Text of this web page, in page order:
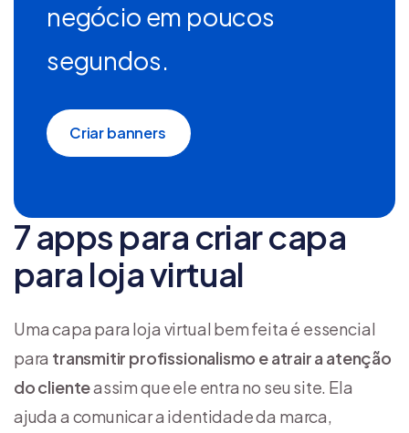
negócio em poucos
segundos.
Criar banners
7 apps para criar capa
para loja virtual
Uma capa para loja virtual bem feita é essencial
para transmitir profissionalismo e atrair a atenção
do clienteassim que ele entra no seu site. Ela
ajuda a comunicar a identidade da marca,